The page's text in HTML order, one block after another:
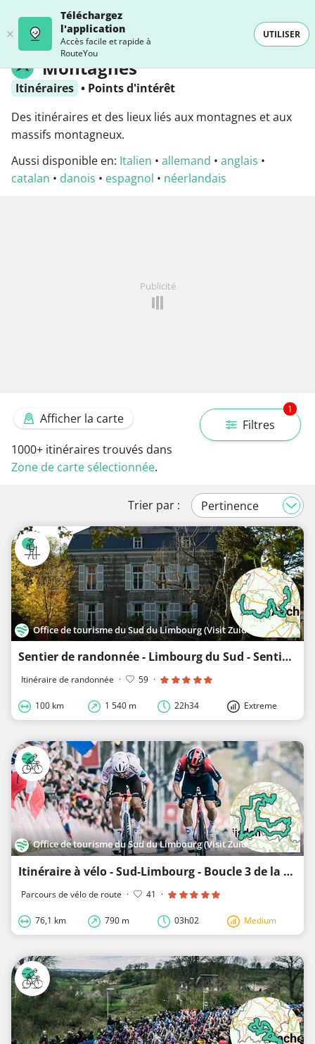
Téléchargez
l'application
Accès facile et rapide à
RouteYou
UTILISER
Montagnes
Itinéraires • Points d'intérêt
Des itinéraires et des lieux liés aux montagnes et aux
massifs montagneux.
Aussi disponible en: Italien • allemand • anglais •
catalan • danois • espagnol • néerlandais
Publicité
Filtres
1
Afficher la carte
1000+ itinéraires trouvés dans
Zone de carte sélectionnée.
Trier par :
Office de tourisme du Sud du Limbourg (Visit Zuid-Limburg)
Sentier de randonnée - Limbourg du Sud - Sentier de montagne néerlandais
Itinéraire de randonnée · 59 ·
100 km 1 540 m 22h34 Extreme
Office de tourisme du Sud du Limbourg (Visit Zuid-Limburg)
Itinéraire à vélo - Sud-Limbourg - Boucle 3 de la Amstel Gold Race
Parcours de vélo de route · 41 ·
76,1 km 790 m 03h02 Medium